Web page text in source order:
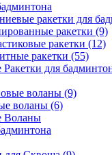
ракетки для
ракетки (9)
ракетки (12)
ракетки (55)
для
воланы (9)
воланы (6)
Воланы